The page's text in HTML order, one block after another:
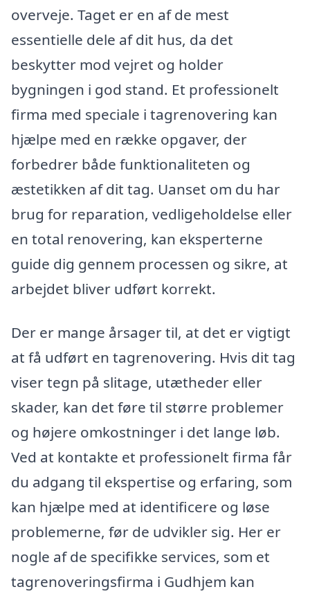
overveje. Taget er en af de mest
essentielle dele af dit hus, da det
beskytter mod vejret og holder
bygningen i god stand. Et professionelt
firma med speciale i tagrenovering kan
hjælpe med en række opgaver, der
forbedrer både funktionaliteten og
æstetikken af dit tag. Uanset om du har
brug for reparation, vedligeholdelse eller
en total renovering, kan eksperterne
guide dig gennem processen og sikre, at
arbejdet bliver udført korrekt.
Der er mange årsager til, at det er vigtigt
at få udført en tagrenovering. Hvis dit tag
viser tegn på slitage, utætheder eller
skader, kan det føre til større problemer
og højere omkostninger i det lange løb.
Ved at kontakte et professionelt firma får
du adgang til ekspertise og erfaring, som
kan hjælpe med at identificere og løse
problemerne, før de udvikler sig. Her er
nogle af de specifikke services, som et
tagrenoveringsfirma i Gudhjem kan